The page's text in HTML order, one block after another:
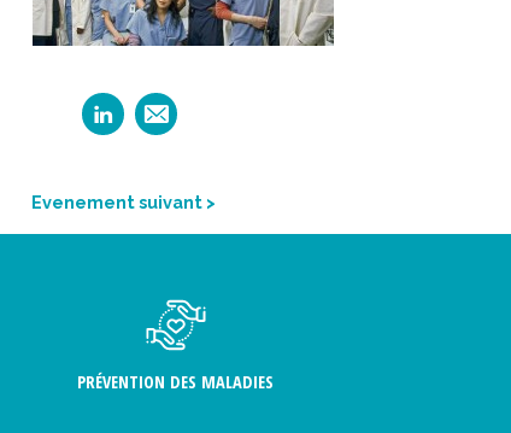
Evenement suivant >
PRÉVENTION DES MALADIES